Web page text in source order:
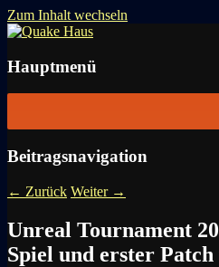
Zum Inhalt wechseln
Quake Haus
Hauptmenü
Beitragsnavigation
← Zurück Weiter →
Unreal Tournament
Spiel und erster